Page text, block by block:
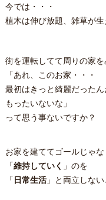
今では・・・
植木は伸び放題、雑草が生
街を運転してて周りの家を
「あれ、このお家・・・
最初はきっと綺麗だったん
もったいないな」
って思う事ないですか？
お家を建ててゴールじゃ
「維持していく 」のを
「日常生活」と両立しない